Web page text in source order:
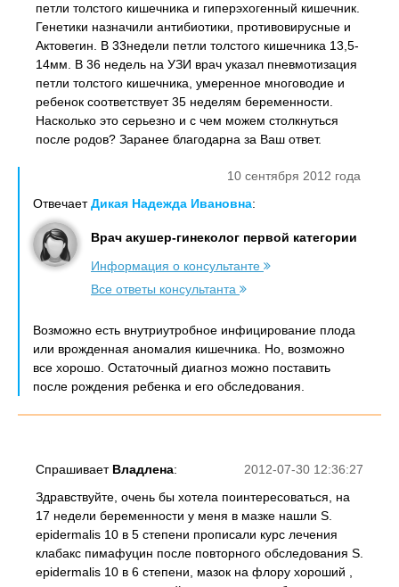
петли толстого кишечника и гиперэхогенный кишечник.
Генетики назначили антибиотики, противовирусные и
Актовегин. В 33недели петли толстого кишечника 13,5-
14мм. В 36 недель на УЗИ врач указал пневмотизация
петли толстого кишечника, умеренное многоводие и
ребенок соответствует 35 неделям беременности.
Насколько это серьезно и с чем можем столкнуться
после родов? Заранее благодарна за Ваш ответ.
10 сентября 2012 года
ОтвечаетДикая Надежда Ивановна:
Врач акушер-гинеколог первой категории
Информация о консультанте
Все ответы консультанта
Возможно есть внутриутробное инфицирование плода
или врожденная аномалия кишечника. Но, возможно
все хорошо. Остаточный диагноз можно поставить
после рождения ребенка и его обследования.
2012-07-30 12:36:27
Спрашивает Владлена:
Здравствуйте, очень бы хотела поинтересоваться, на
17 недели беременности у меня в мазке нашли S.
epidermalis 10 в 5 степени прописали курс лечения
клабакс пимафуцин после повторного обследования S.
epidermalis 10 в 6 степени, мазок на флору хороший ,